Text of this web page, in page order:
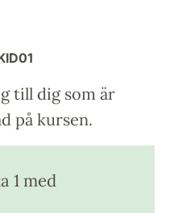
till dig som är
på kursen.
1 med